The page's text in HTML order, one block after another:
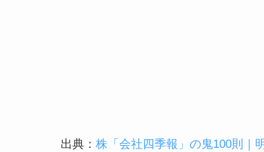
出典： 株「会社四季報」の鬼100則｜